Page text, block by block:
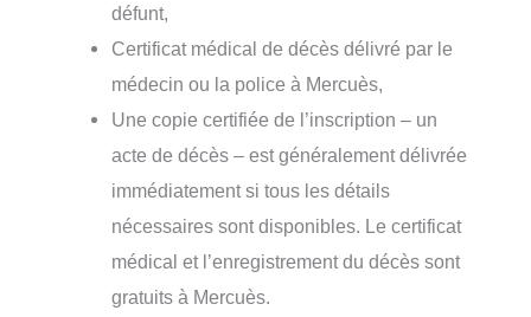
défunt,
Certificat médical de décès délivré par le
médecin ou la police à Mercuès,
Une copie certifiée de l’inscription – un
acte de décès – est généralement délivrée
immédiatement si tous les détails
nécessaires sont disponibles. Le certificat
médical et l’enregistrement du décès sont
gratuits à Mercuès.